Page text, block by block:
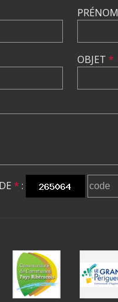
PRÉNOM
OBJET *
* :